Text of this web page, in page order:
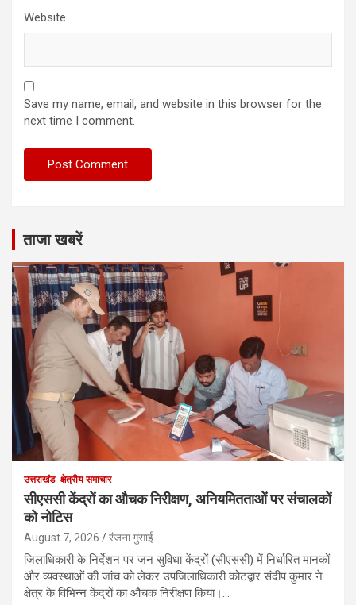
Website
Save my name, email, and website in this browser for the
next time I comment.
ताजा खबरें
उत्तराखंड क्षेत्रीय समाचार
सीएससी केंद्रों का औचक निरीक्षण, अनियमितताओं पर संचालकों
को नोटिस
August 7, 2026 रंजना गुसाई
जिलाधिकारी के निर्देशन पर जन सुविधा केंद्रों (सीएससी) में निर्धारित मानकों
और व्यवस्थाओं की जांच को लेकर उपजिलाधिकारी कोटद्वार संदीप कुमार ने
क्षेत्र के विभिन्न केंद्रों का औचक निरीक्षण किया।…